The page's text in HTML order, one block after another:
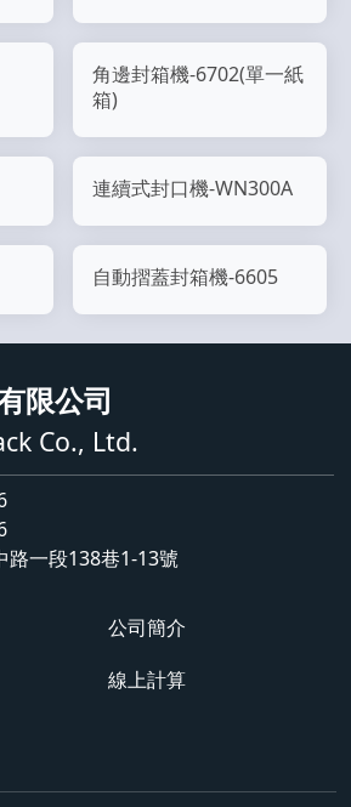
角邊封箱機-6702(單一紙
箱)
連續式封口機-WN300A
自動摺蓋封箱機-6605
限公司
Co., Ltd.
路一段138巷1-13號
公司簡介
線上計算